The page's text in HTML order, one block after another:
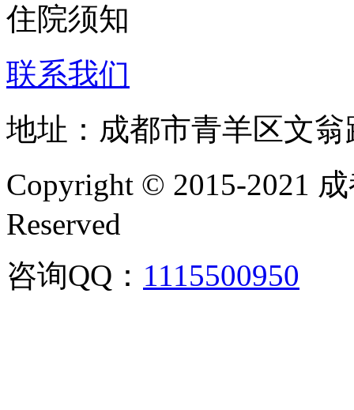
住院须知
联系我们
地址：成都市青羊区文
Copyright © 2015-2021
Reserved
咨询QQ： 1115500950